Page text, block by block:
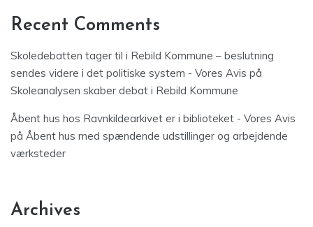
Recent Comments
Skoledebatten tager til i Rebild Kommune – beslutning
sendes videre i det politiske system - Vores Avis på
Skoleanalysen skaber debat i Rebild Kommune
Åbent hus hos Ravnkildearkivet er i biblioteket - Vores Avis
på Åbent hus med spændende udstillinger og arbejdende
værksteder
Archives